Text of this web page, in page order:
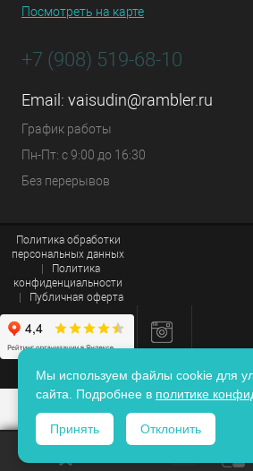
Мы используем файлы cookie для
сайта. Подробнее в политике
Принять Отклонить
Посмотреть на карте
+7 (908) 519-68-10
Email: vaisudin@rambler.ru
График работы
Пн-Пт: с 9:00 до 16:30
Без перерывов
Политика обработки
персональных данных
Политика
конфиденциальности
Публичная оферта